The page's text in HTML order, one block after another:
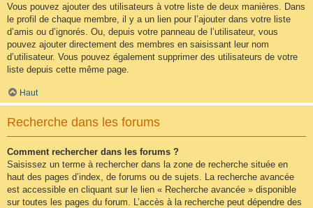
Vous pouvez ajouter des utilisateurs à votre liste de deux manières. Dans
le profil de chaque membre, il y a un lien pour l’ajouter dans votre liste
d’amis ou d’ignorés. Ou, depuis votre panneau de l’utilisateur, vous
pouvez ajouter directement des membres en saisissant leur nom
d’utilisateur. Vous pouvez également supprimer des utilisateurs de votre
liste depuis cette même page.
Haut
Recherche dans les forums
Comment rechercher dans les forums ?
Saisissez un terme à rechercher dans la zone de recherche située en
haut des pages d’index, de forums ou de sujets. La recherche avancée
est accessible en cliquant sur le lien « Recherche avancée » disponible
sur toutes les pages du forum. L’accès à la recherche peut dépendre des